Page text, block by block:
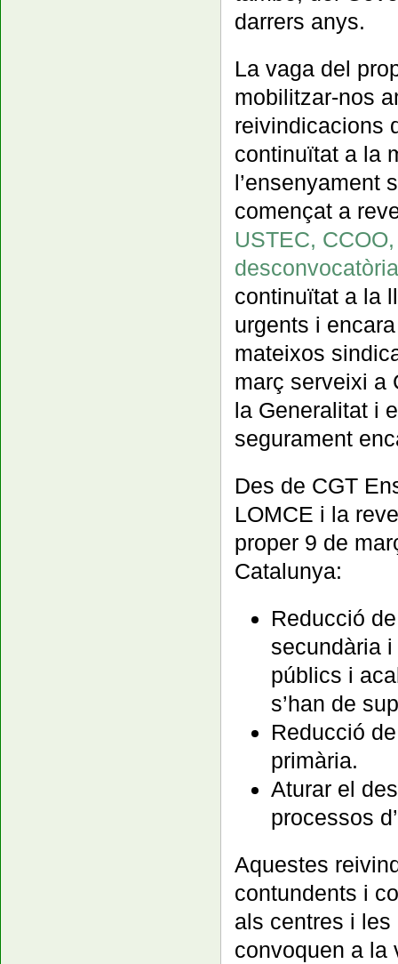
darrers anys.
La vaga del
mobilitzar-nos
reivindicacions
continuïtat a la
l’ensenyament
començat a
USTEC,
continuïtat a la
urgents i
mateixos
març serveixi a
la Generalitat i
segurament
Des de CGT
LOMCE i la
proper 9 de
Catalunya:
Reducció
secundària
públics i
s’han de
Reducció
primària.
Aturar el
processos
Aquestes
contundents i
als centres i
convoquen a la